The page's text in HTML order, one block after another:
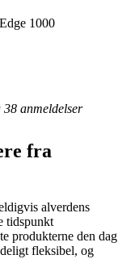
1000
38 anmeldelser
fra
alverdens
tidspunkt
produkterne den dag
fleksibel, og